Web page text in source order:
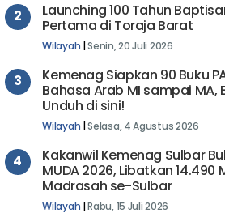
2
Launching 100 Tahun
Pertama di Toraja Barat
Wilayah |Senin, 20 Juli 2026
3
Kemenag Siapkan 90 Buku
Bahasa Arab MI sampai MA,
Unduh di sini!
Wilayah |Selasa, 4 Agustus 2026
4
Kakanwil Kemenag Sulbar
MUDA 2026, Libatkan 14.490
Madrasah se-Sulbar
Wilayah |Rabu, 15 Juli 2026